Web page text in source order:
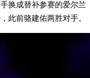
换成替补参赛的爱尔兰
此前骆建佑两胜对手。